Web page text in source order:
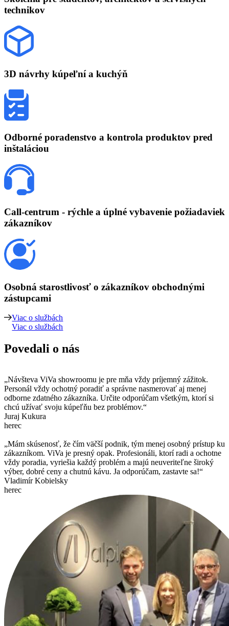
technikov
3D návrhy kúpeľní a kuchýň
Odborné poradenstvo a kontrola produktov pred
inštaláciou
Call-centrum - rýchle a úplné vybavenie požiadaviek
zákazníkov
Osobná starostlivosť o zákazníkov obchodnými
zástupcami
Viac o službách
Viac o službách
Povedali o nás
„Návšteva ViVa showroomu je pre mňa vždy príjemný zážitok.
Personál vždy ochotný poradiť a správne nasmerovať aj menej
odborne zdatného zákazníka. Určite odporúčam všetkým, ktorí si
chcú užívať svoju kúpeľňu bez problémov.“
Juraj Kukura
herec
„Mám skúsenosť, že čím väčší podnik, tým menej osobný prístup ku
zákazníkom. ViVa je presný opak. Profesionáli, ktorí radi a ochotne
vždy poradia, vyriešia každý problém a majú neuveriteľne široký
výber, dobré ceny a chutnú kávu. Ja odporúčam, zastavte sa!“
Vladimír Kobielsky
herec